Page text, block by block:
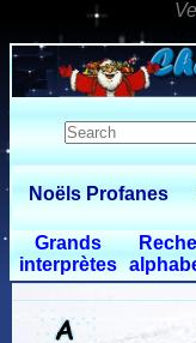
0
Noëls Profanes
Grands
interprètes